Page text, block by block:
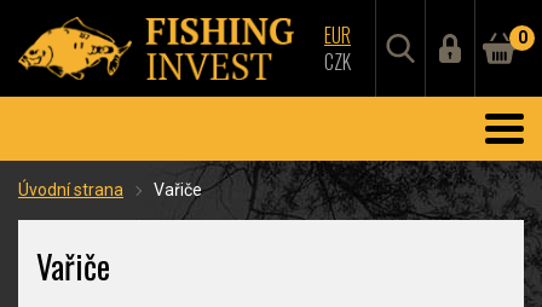
EUR
CZK
0
Úvodní strana Vařiče
Vařiče